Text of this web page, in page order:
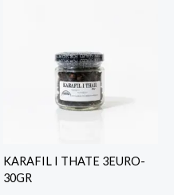
KARAFIL I THATE 3EURO-
30GR